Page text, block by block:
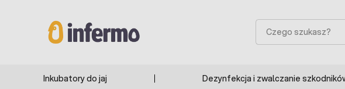
Szukaj
Inkubatory do jaj Dezynfekcja i zwalczanie